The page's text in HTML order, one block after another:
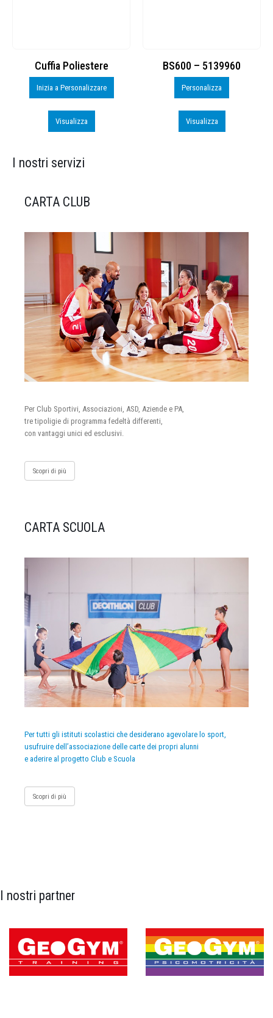
Cuffia Poliestere
Inizia a Personalizzare
Visualizza
BS600 – 5139960
Personalizza
Visualizza
I nostri servizi
CARTA CLUB
Per Club Sportivi, Associazioni, ASD, Aziende e PA,
tre tipoligie di programma fedeltà differenti,
con vantaggi unici ed esclusivi.
Scopri di più
CARTA SCUOLA
Per tutti gli istituti scolastici che desiderano agevolare lo sport,
usufruire dell’associazione delle carte dei propri alunni
e aderire al progetto Club e Scuola
Scopri di più
I nostri partner